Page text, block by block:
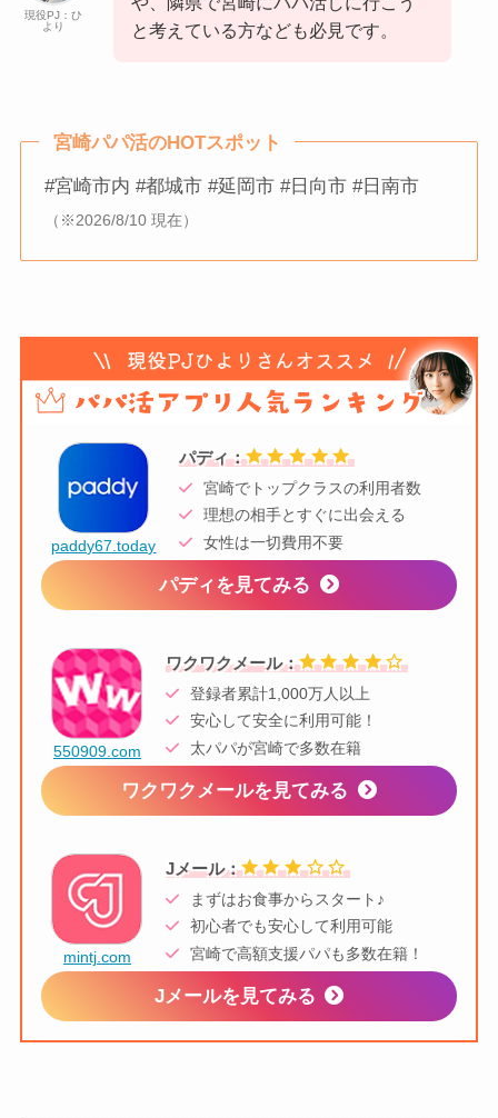
現役PJ：ひ
より
と考えている方なども必見です。
宮崎パパ活のHOTスポット
#宮崎市内 #都城市 #延岡市 #日向市 #日南市
（※2026/8/10 現在）
paddy67.today
パディ：
宮崎でトップクラスの利用者数
理想の相手とすぐに出会える
女性は一切費用不要
パディを見てみる
550909.com
ワクワクメール：
登録者累計1,000万人以上
安心して安全に利用可能！
太パパが宮崎で多数在籍
ワクワクメールを見てみる
mintj.com
Jメール：
まずはお食事からスタート♪
初心者でも安心して利用可能
宮崎で高額支援パパも多数在籍！
Jメールを見てみる